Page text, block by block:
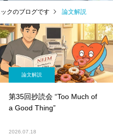
クのブログです 論文解説
論文解説
第35回抄読会 “Too Much of
a Good Thing”
2026.07.18